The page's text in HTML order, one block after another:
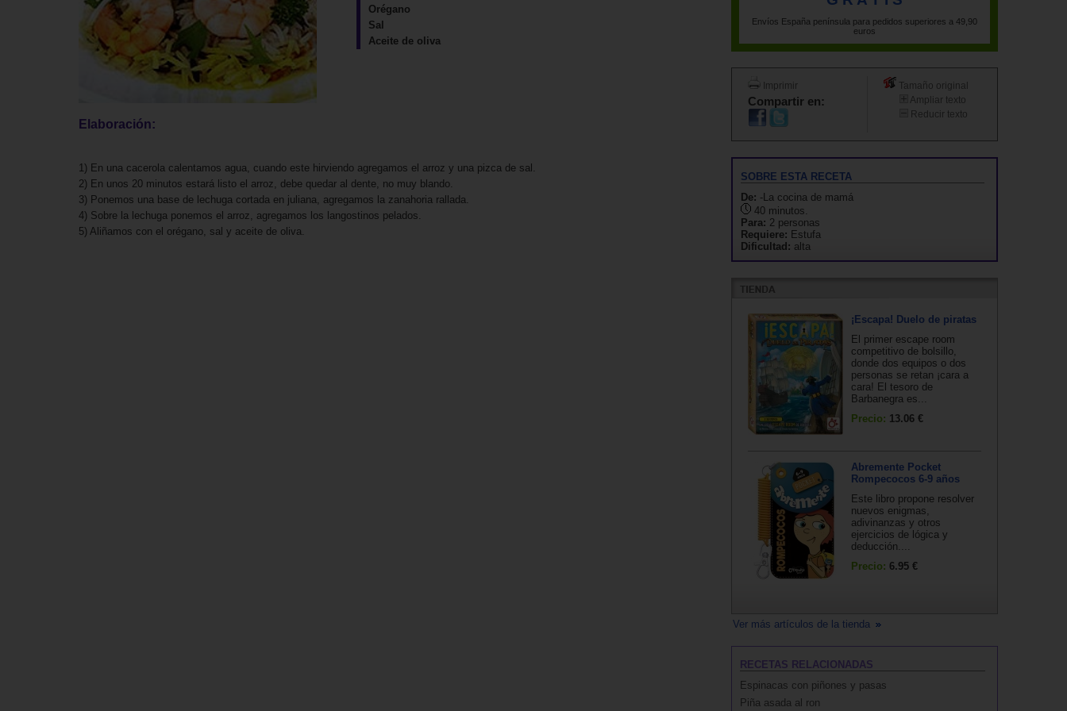
Orégano
Sal
Aceite de oliva
Elaboración:
1) En una cacerola calentamos agua, cuando este hirviendo agregamos el arroz y una pizca de sal.
2) En unos 20 minutos estará listo el arroz, debe quedar al dente, no muy blando.
3) Ponemos una base de lechuga cortada en juliana, agregamos la zanahoria rallada.
4) Sobre la lechuga ponemos el arroz, agregamos los langostinos pelados.
5) Aliñamos con el orégano, sal y aceite de oliva.
Envíos España península para pedidos superiores a 49,90
euros
Imprimir
Compartir en:
Tamaño original
Ampliar texto
Reducir texto
SOBRE ESTA RECETA
De: -La cocina de mamá
40 minutos.
Para: 2 personas
Requiere: Estufa
Dificultad: alta
¡Escapa! Duelo de piratas
El primer escape room
competitivo de bolsillo,
donde dos equipos o dos
personas se retan ¡cara a
cara! El tesoro de
Barbanegra es...
Precio: 13.06 €
Abremente Pocket
Rompecocos 6-9 años
Este libro propone resolver
nuevos enigmas,
adivinanzas y otros
ejercicios de lógica y
deducción....
Precio: 6.95 €
Ver más artículos de la tienda
RECETAS RELACIONADAS
Espinacas con piñones y pasas
Piña asada al ron